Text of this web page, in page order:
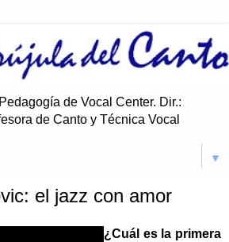
de Vocal Center. Dir.:
de Canto y Técnica Vocal
▼
el jazz con amor
¿Cuál es la primera